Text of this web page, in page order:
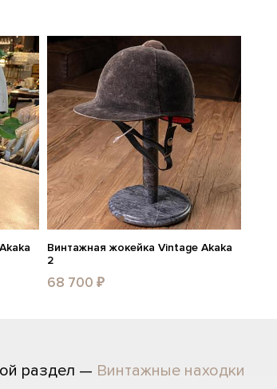
Винтажная жокейка Vintage Akaka
2
68 700 ₽
раздел — Винтажные находки